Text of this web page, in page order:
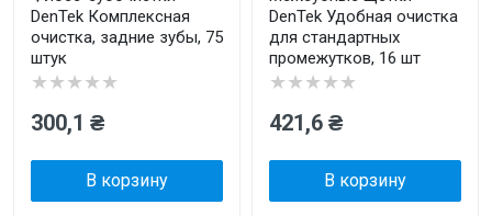
DenTek Комплексная
очистка, задние зубы, 75
штук
★★★★★
300,1 ₴
В корзину
DenTek Удобная очистка
для стандартных
промежутков, 16 шт
★★★★★
421,6 ₴
В корзину